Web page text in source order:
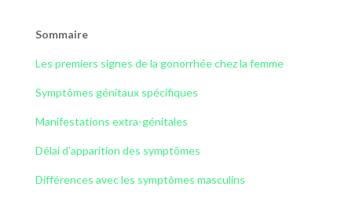
Sommaire
Les premiers signes de la gonorrhée chez la femme
Symptômes génitaux spécifiques
Manifestations extra-génitales
Délai d’apparition des symptômes
Différences avec les symptômes masculins